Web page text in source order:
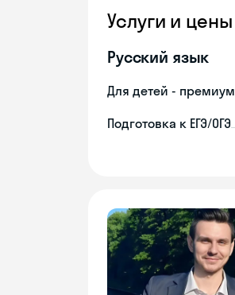
Услуги и цены
Русский язык
Для детей - премиум
Подготовка к ЕГЭ/ОГЭ